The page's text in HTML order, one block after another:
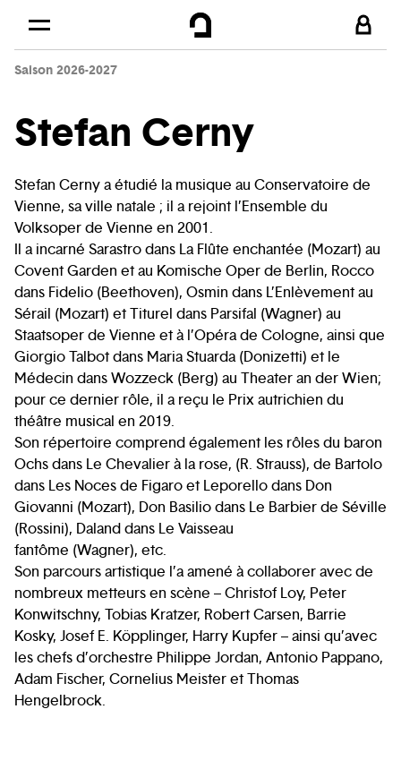
Skip to
Saison 2026-2027
Stefan Cerny
Stefan Cerny a étudié la musique au Conservatoire de
Vienne, sa ville natale ; il a rejoint l’Ensemble du
Volksoper de Vienne en 2001.
Il a incarné Sarastro dans La Flûte enchantée (Mozart) au
Covent Garden et au Komische Oper de Berlin, Rocco
dans Fidelio (Beethoven), Osmin dans L’Enlèvement au
Sérail (Mozart) et Titurel dans Parsifal (Wagner) au
Staatsoper de Vienne et à l’Opéra de Cologne, ainsi que
Giorgio Talbot dans Maria Stuarda (Donizetti) et le
Médecin dans Wozzeck (Berg) au Theater an der Wien;
pour ce dernier rôle, il a reçu le Prix autrichien du
théâtre musical en 2019.
Son répertoire comprend également les rôles du baron
Ochs dans Le Chevalier à la rose, (R. Strauss), de Bartolo
dans Les Noces de Figaro et Leporello dans Don
Giovanni (Mozart), Don Basilio dans Le Barbier de Séville
(Rossini), Daland dans Le Vaisseau
fantôme (Wagner), etc.
Son parcours artistique l’a amené à collaborer avec de
nombreux metteurs en scène – Christof Loy, Peter
Konwitschny, Tobias Kratzer, Robert Carsen, Barrie
Kosky, Josef E. Köpplinger, Harry Kupfer – ainsi qu’avec
les chefs d’orchestre Philippe Jordan, Antonio Pappano,
Adam Fischer, Cornelius Meister et Thomas
Hengelbrock.